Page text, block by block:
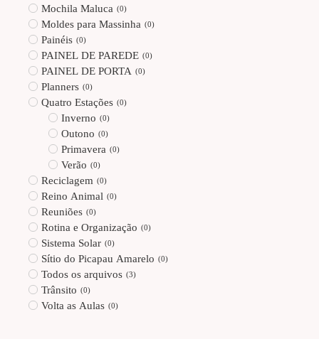
Mochila Maluca (0)
Moldes para Massinha (0)
Painéis (0)
PAINEL DE PAREDE (0)
PAINEL DE PORTA (0)
Planners (0)
Quatro Estações (0)
Inverno (0)
Outono (0)
Primavera (0)
Verão (0)
Reciclagem (0)
Reino Animal (0)
Reuniões (0)
Rotina e Organização (0)
Sistema Solar (0)
Sítio do Picapau Amarelo (0)
Todos os arquivos (3)
Trânsito (0)
Volta as Aulas (0)